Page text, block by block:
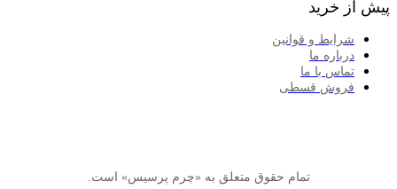
و قوانین
ما
با ما
قسطی
تمام حقوق متعلق به «چرم پرسیس» است.